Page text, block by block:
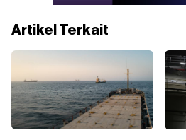
Artikel Terkait